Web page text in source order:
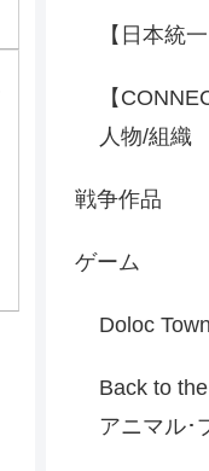
【日本統
【
人物/組織
戦争作品
ゲーム
Doloc Town
Back to
アニマル･